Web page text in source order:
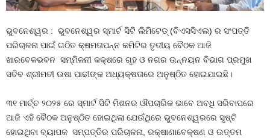
ଭୁବନେଶ୍ୱର : ଭୁବନେଶ୍ୱର ସ୍ମାର୍ଟ ସିଟି ଲିମିଟେଡ୍‌ (ବିଏସସିଏଲ) ର ସଂପତ୍ତି
ପରିଚାଳନା ପାଇଁ ଗଠିତ କ୍ଷମତାପନ୍ନ କମିଟିର ତୃତୀୟ ବୈଠକ ଆଜି
ଖାରବେଳଭବନ ସମ୍ମିଳନୀ କକ୍ଷରେ ଗୃହ ଓ ନଗର ଉନ୍ନୟନ ବିଭାଗ ପ୍ରମୁଖ
ସଚିବ ଶ୍ରୀମତୀ ଉଷା ପାଢୀଙ୍କ ଅଧ୍ୟକ୍ଷତାରେ ଅନୁଷ୍ଠିତ ହୋଇଯାଇଛି।
୩୧ ମାର୍ଚ୍ଚ ୨୦୨୫ ରେ ସ୍ମାର୍ଟ ସିଟି ମିଶନର ଔପଚାରିକ ଭାବେ ଅବଧି ସରିବାପରେ
ଆଜି ଏହି ବୈଠକ ଅନୁଷ୍ଠିତ ହୋଇଥିଲା ଯେଉଁଥିରେ ଭୁବନେଶ୍ୱରରେ ସୃଷ୍ଟି
ହୋଇଥିବା ବ୍ୟାପକ ସମ୍ପତ୍ତିର ପରିଚାଳନା, ରକ୍ଷାଣାବେକ୍ଷଣ ଓ ଉତ୍ତମ